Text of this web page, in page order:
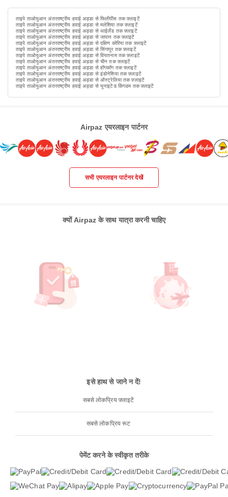
ताइपे ताओयुआन अंतरराष्ट्रीय हवाई अड्डा से फिलीपींस तक फ़्लाइटें
ताइपे ताओयुआन अंतरराष्ट्रीय हवाई अड्डा से मलेशिया तक फ़्लाइटें
ताइपे ताओयुआन अंतरराष्ट्रीय हवाई अड्डा से थाईलैंड तक फ़्लाइटें
ताइपे ताओयुआन अंतरराष्ट्रीय हवाई अड्डा से जापान तक फ़्लाइटें
ताइपे ताओयुआन अंतरराष्ट्रीय हवाई अड्डा से दक्षिण कोरिया तक फ़्लाइटें
ताइपे ताओयुआन अंतरराष्ट्रीय हवाई अड्डा से सिंगापुर तक फ़्लाइटें
ताइपे ताओयुआन अंतरराष्ट्रीय हवाई अड्डा से वियतनाम तक फ़्लाइटें
ताइपे ताओयुआन अंतरराष्ट्रीय हवाई अड्डा से चीन तक फ़्लाइटें
ताइपे ताओयुआन अंतरराष्ट्रीय हवाई अड्डा से हॉगकॉग तक फ़्लाइटें
ताइपे ताओयुआन अंतरराष्ट्रीय हवाई अड्डा से इंडोनेशिया तक फ़्लाइटें
ताइपे ताओयुआन अंतरराष्ट्रीय हवाई अड्डा से ऑस्ट्रेलिया तक फ़्लाइटें
ताइपे ताओयुआन अंतरराष्ट्रीय हवाई अड्डा से यूनाइटेड किंगडम तक फ़्लाइटें
Airpaz एयरलाइन पार्टनर
सभी एयरलाइन पार्टनर देखें
क्यों Airpaz के साथ यात्रा करनी चाहिए
इसे हाथ से जाने न दें!
सबसे लोकप्रिय फ़्लाइटें
सबसे लोकप्रिय रूट
पेमेंट करने के स्वीकृत तरीके